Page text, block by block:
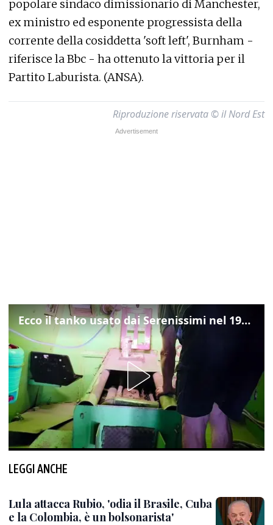
popolare sindaco dimissionario di Manchester,
ex ministro ed esponente progressista della
corrente della cosiddetta 'soft left', Burnham -
riferisce la Bbc - ha ottenuto la vittoria per il
Partito Laburista. (ANSA).
Riproduzione riservata © il Nord Est
Ecco il tanko usato dai Serenissimi nel 1997 per il blitz a San Marco
LEGGI ANCHE
Lula attacca Rubio, 'odia il Brasile, Cuba
e la Colombia, è un bolsonarista'